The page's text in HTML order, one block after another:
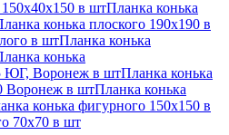
в штПланка конька
конька плоского 190х190 в
в штПланка конька
конька
ЮГ, Воронеж в штПланка конька
Воронеж в штПланка конька
конька фигурного 150x150 в
70x70 в шт